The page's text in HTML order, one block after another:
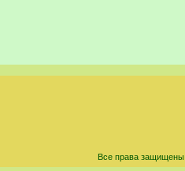
Все права